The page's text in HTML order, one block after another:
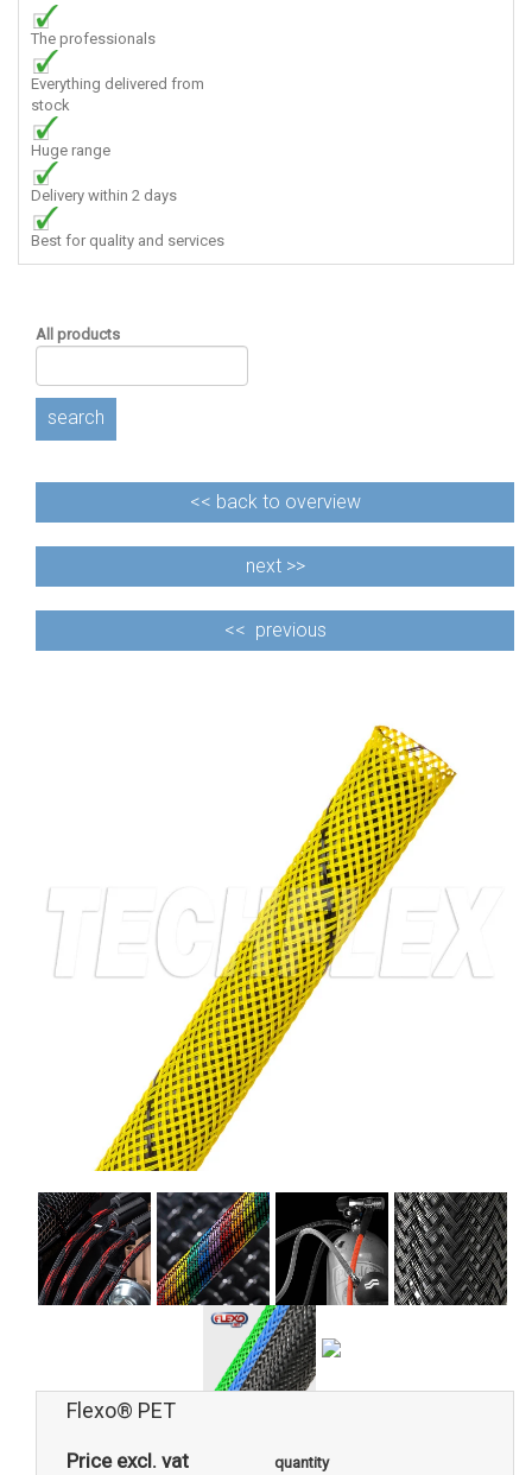
The professionals
Everything delivered from
stock
Huge range
Delivery within 2 days
Best for quality and services
All products
search
<< back to overview
next >>
<< previous
Flexo® PET
Price excl. vat quantity